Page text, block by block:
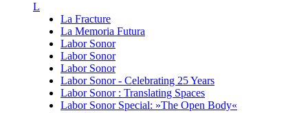
L
La Fracture
La Memoria Futura
Labor Sonor
Labor Sonor
Labor Sonor
Labor Sonor - Celebrating 25 Years
Labor Sonor : Translating Spaces
Labor Sonor Special: »The Open Body«